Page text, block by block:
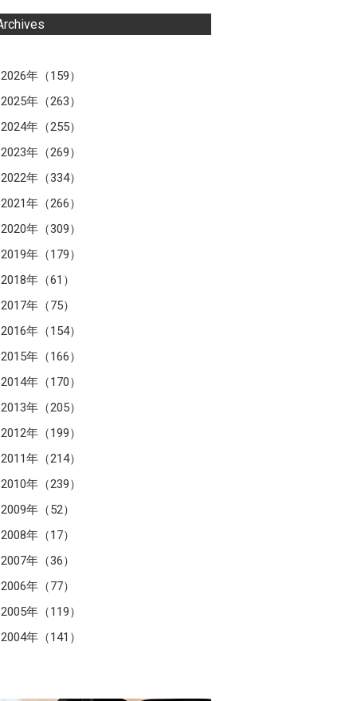
2026年（159）
2025年（263）
2024年（255）
2023年（269）
2022年（334）
2021年（266）
2020年（309）
2019年（179）
2018年（61）
2017年（75）
2016年（154）
2015年（166）
2014年（170）
2013年（205）
2012年（199）
2011年（214）
2010年（239）
2009年（52）
2008年（17）
2007年（36）
2006年（77）
2005年（119）
2004年（141）